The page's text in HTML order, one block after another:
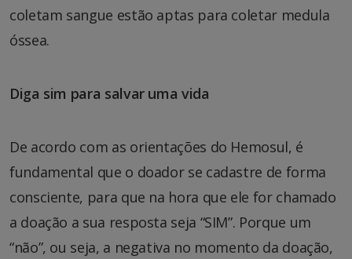
coletam sangue estão aptas para coletar medula
óssea.
Diga sim para salvar uma vida
De acordo com as orientações do Hemosul, é
fundamental que o doador se cadastre de forma
consciente, para que na hora que ele for chamado
a doação a sua resposta seja “SIM”. Porque um
“não”, ou seja, a negativa no momento da doação,